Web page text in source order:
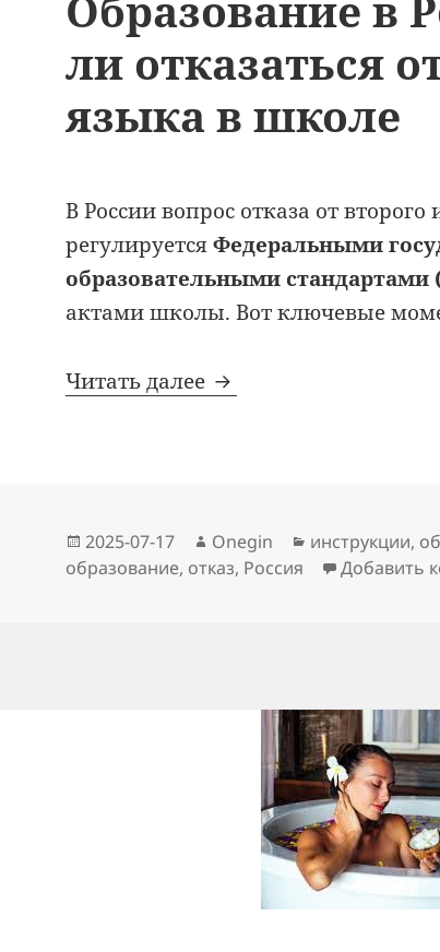
ли отказаться
языка в школе
В России вопрос отказа от
регулируетсяФедеральными
образовательными
актами школы. Вот ключевые
Читать далее Образование в
Опубликовано
2025-07-17 Автор
Onegin Рубрики
инструкции,
образование, отказ, Россия Добавить